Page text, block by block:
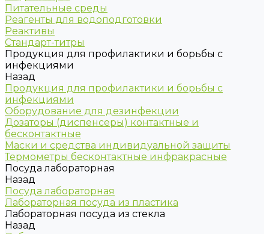
Питательные среды
Реагенты для водоподготовки
Реактивы
Стандарт-титры
Продукция для профилактики и борьбы с
инфекциями
Назад
Продукция для профилактики и борьбы с
инфекциями
Оборудование для дезинфекции
Дозаторы (диспенсеры) контактные и
бесконтактные
Маски и средства индивидуальной защиты
Термометры бесконтактные инфракрасные
Посуда лабораторная
Назад
Посуда лабораторная
Лабораторная посуда из пластика
Лабораторная посуда из стекла
Назад